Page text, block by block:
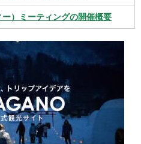
）ミーティングの開催概要